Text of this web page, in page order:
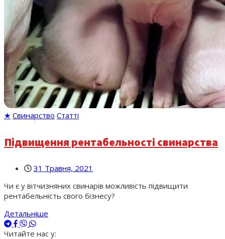
★ Свинарство Статті
Підвищення рентабельності свинарства
31 Травня, 2021
Чи є у вітчизняних свинарів можливість підвищити
рентабельність свого бізнесу?
Детальніше
Читайте нас у: